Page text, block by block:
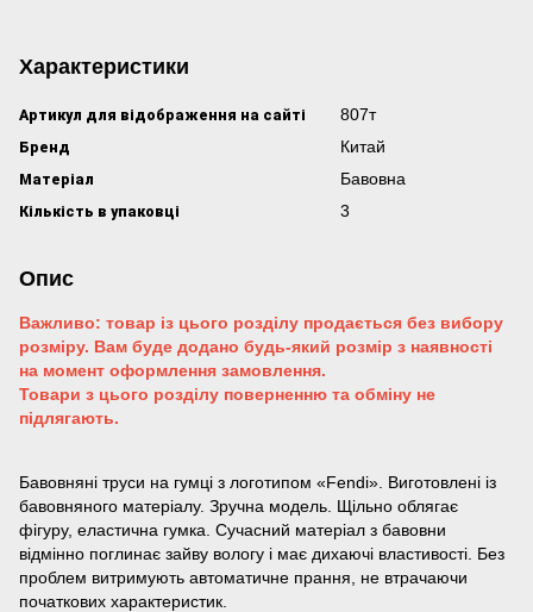
Характеристики
Артикул для відображення на сайті 807т
Бренд Китай
Матеріал Бавовна
Кількість в упаковці 3
Опис
Важливо: товар із цього розділу продається без вибору
розміру. Вам буде додано будь-який розмір з наявності
на момент оформлення замовлення.
Товари з цього розділу поверненню та обміну не
підлягають.
Бавовняні труси на гумці з логотипом «Fendi». Виготовлені із
бавовняного матеріалу. Зручна модель. Щільно облягає
фігуру, еластична гумка. Сучасний матеріал з бавовни
відмінно поглинає зайву вологу і має дихаючі властивості. Без
проблем витримують автоматичне прання, не втрачаючи
початкових характеристик.